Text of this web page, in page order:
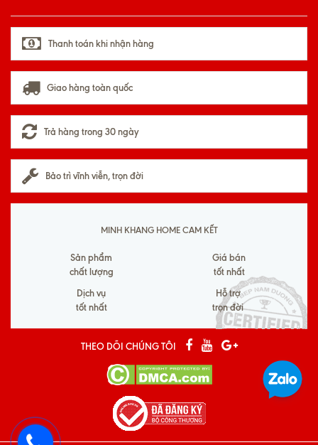
Thanh toán khi nhận hàng
Giao hàng toàn quốc
Trả hàng trong 30 ngày
Bảo trì vĩnh viễn, trọn đời
MINH KHANG HOME CAM KẾT
Sản phẩm
chất lượng
Giá bán
tốt nhất
Dịch vụ
tốt nhất
Hỗ trợ
trọn đời
THEO DÕI CHÚNG TÔI